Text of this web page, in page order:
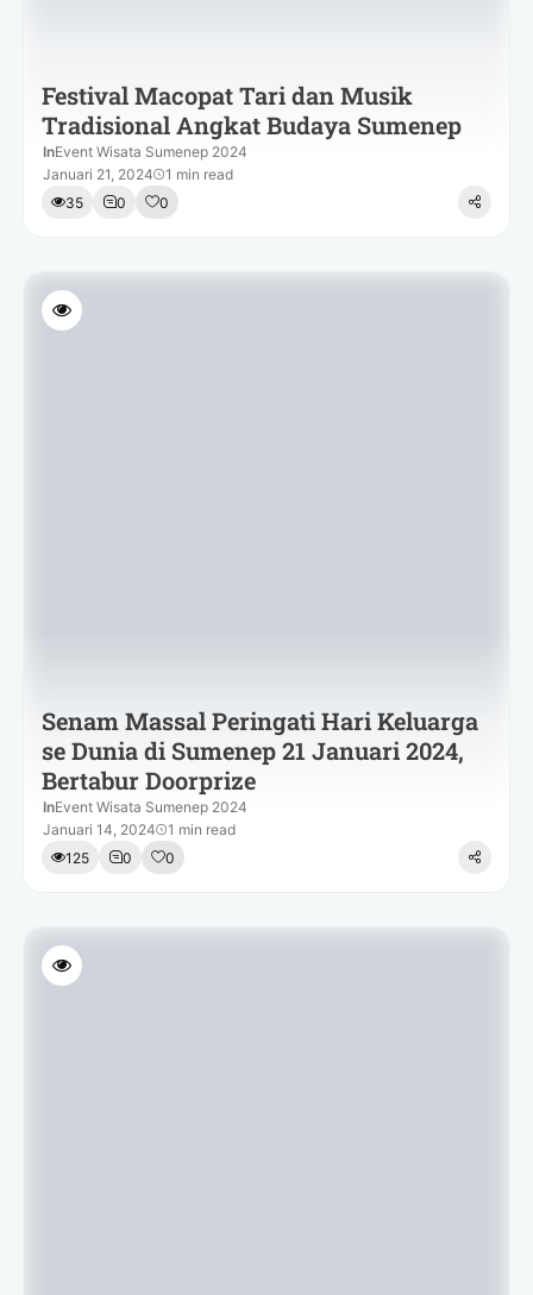
Festival Macopat Tari dan Musik
Tradisional Angkat Budaya Sumenep
InEvent Wisata Sumenep 2024
Januari 21, 2024
1 min read
35
0 0
Senam Massal Peringati Hari Keluarga
se Dunia di Sumenep 21 Januari 2024,
Bertabur Doorprize
InEvent Wisata Sumenep 2024
Januari 14, 2024
1 min read
125
0 0